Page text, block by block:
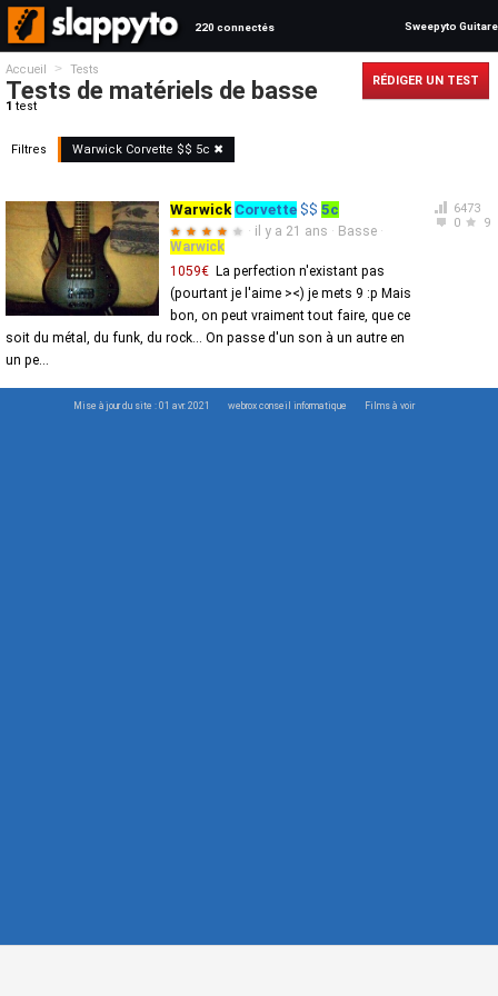
220 connectés Sweepyto Guitare
Accueil > Tests
Tests de matériels de basse
1 test
RÉDIGER UN TEST
Filtres Warwick Corvette $$ 5c ✖
6473
0
9
Warwick Corvette $$ 5c
★ ★ ★ ★ ★ · il y a 21 ans · Basse ·
Warwick
1059€ La perfection n'existant pas
(pourtant je l'aime ><) je mets 9 :p Mais
bon, on peut vraiment tout faire, que ce
soit du métal, du funk, du rock... On passe d'un son à un autre en
un pe...
Mise à jour du site : 01 avr. 2021 webrox conseil informatique Films à voir